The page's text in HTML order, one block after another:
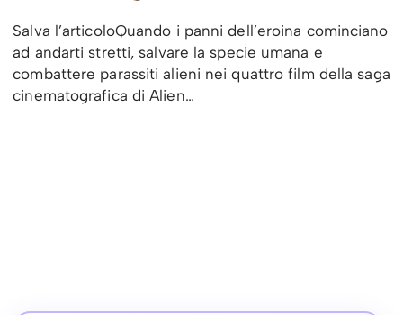
Salva l’articoloQuando i panni dell’eroina cominciano
ad andarti stretti, salvare la specie umana e
combattere parassiti alieni nei quattro film della saga
cinematografica di Alien…